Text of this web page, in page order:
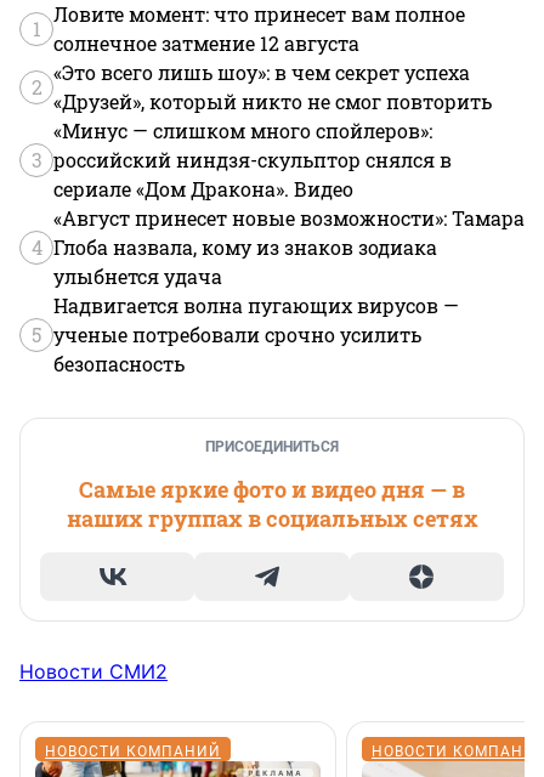
1
Ловите момент: что принесет вам полное
солнечное затмение 12 августа
2
«Это всего лишь шоу»: в чем секрет успеха
«Друзей», который никто не смог повторить
3
«Минус — слишком много спойлеров»:
российский ниндзя-скульптор снялся в
сериале «Дом Дракона». Видео
4
«Август принесет новые возможности»: Тамара
Глоба назвала, кому из знаков зодиака
улыбнется удача
5
Надвигается волна пугающих вирусов —
ученые потребовали срочно усилить
безопасность
ПРИСОЕДИНИТЬСЯ
Самые яркие фото и видео дня — в
наших группах в социальных сетях
Новости СМИ2
НОВОСТИ КОМПАНИЙ НОВОСТИ